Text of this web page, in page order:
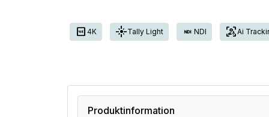
4K 4K flareTally Light NDI frame_person_micAi
Produktinformation